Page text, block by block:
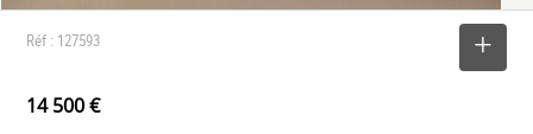
Réf : 127593
14 500 €